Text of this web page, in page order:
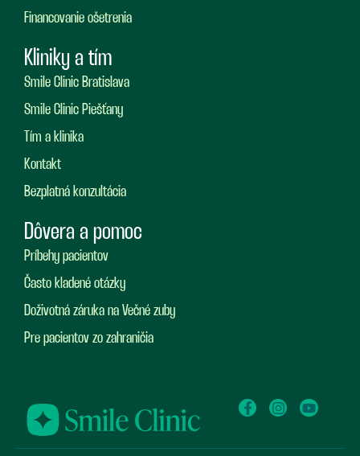
Financovanie ošetrenia
Kliniky a tím
Smile Clinic Bratislava
Smile Clinic Piešťany
Tím a klinika
Kontakt
Bezplatná konzultácia
Dôvera a pomoc
Príbehy pacientov
Často kladené otázky
Doživotná záruka na Večné zuby
Pre pacientov zo zahraničia